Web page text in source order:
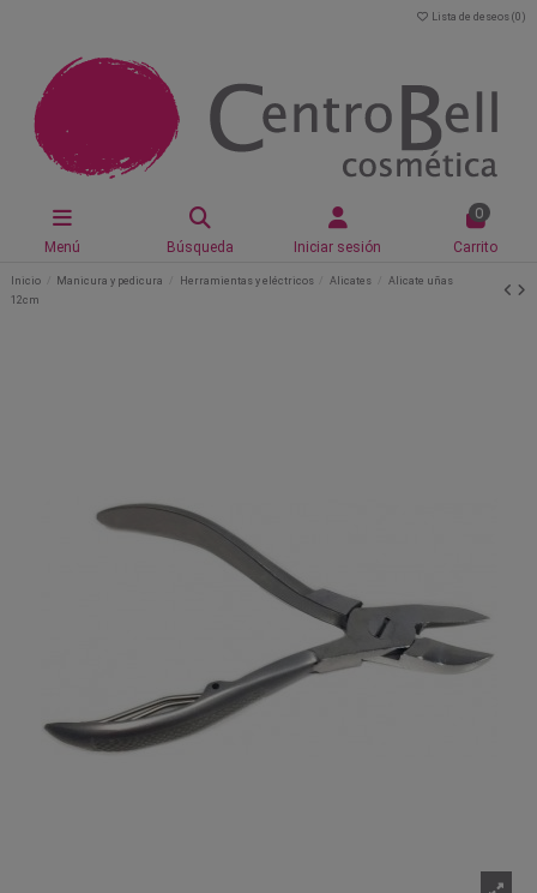
Lista de deseos (0 )
Menú Búsqueda Iniciar sesión
0
Carrito
Inicio Manicura y pedicura Herramientas y eléctricos Alicates
Alicate uñas
12cm